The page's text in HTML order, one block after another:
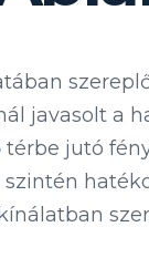
javasolt a
térbe jutó
szintén